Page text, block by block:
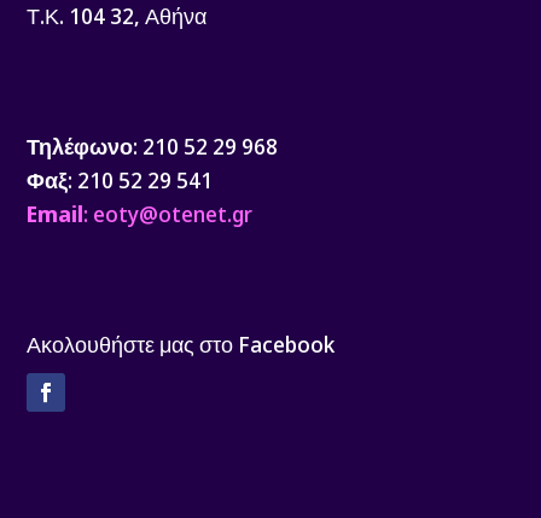
Τ.Κ. 104 32, Αθήνα
Τηλέφωνο: 210 52 29 968
Φαξ: 210 52 29 541
Email: eoty@otenet.gr
Ακολουθήστε μας στο Facebook